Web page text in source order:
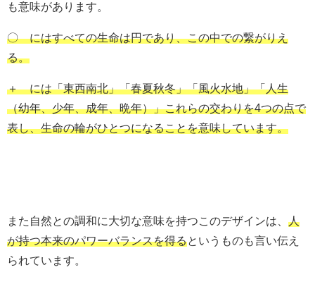
も意味があります。
〇 にはすべての生命は円であり、この中での繋がりえ
る。
＋ には「東西南北」「春夏秋冬」「風火水地」「人生
（幼年、少年、成年、晩年）」これらの交わりを4つの点で
表し、生命の輪がひとつになることを意味しています。
また自然との調和に大切な意味を持つこのデザインは、 人
が持つ本来のパワーバランスを得るというものも言い伝え
られています。